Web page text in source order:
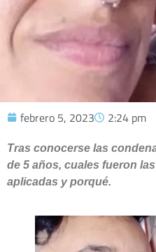
febrero 5, 2023 2:24 pm
Tras conocerse las
de 5 años, cuales fueron
aplicadas y porqué.